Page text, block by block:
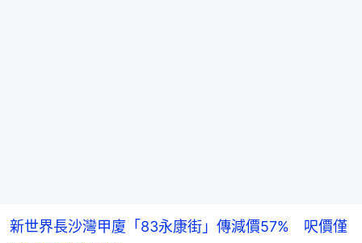
新世界長沙灣甲廈「83永康街」傳減價57% 呎價僅